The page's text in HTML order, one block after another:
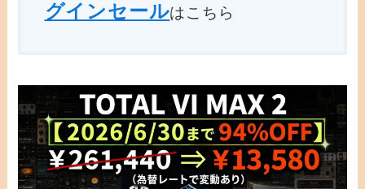
グインセールはこちら